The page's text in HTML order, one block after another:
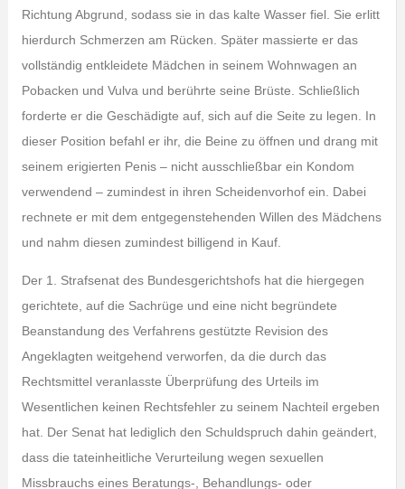
Richtung Abgrund, sodass sie in das kalte Wasser fiel. Sie erlitt
hierdurch Schmerzen am Rücken. Später massierte er das
vollständig entkleidete Mädchen in seinem Wohnwagen an
Pobacken und Vulva und berührte seine Brüste. Schließlich
forderte er die Geschädigte auf, sich auf die Seite zu legen. In
dieser Position befahl er ihr, die Beine zu öffnen und drang mit
seinem erigierten Penis – nicht ausschließbar ein Kondom
verwendend – zumindest in ihren Scheidenvorhof ein. Dabei
rechnete er mit dem entgegenstehenden Willen des Mädchens
und nahm diesen zumindest billigend in Kauf.
Der 1. Strafsenat des Bundesgerichtshofs hat die hiergegen
gerichtete, auf die Sachrüge und eine nicht begründete
Beanstandung des Verfahrens gestützte Revision des
Angeklagten weitgehend verworfen, da die durch das
Rechtsmittel veranlasste Überprüfung des Urteils im
Wesentlichen keinen Rechtsfehler zu seinem Nachteil ergeben
hat. Der Senat hat lediglich den Schuldspruch dahin geändert,
dass die tateinheitliche Verurteilung wegen sexuellen
Missbrauchs eines Beratungs-, Behandlungs- oder